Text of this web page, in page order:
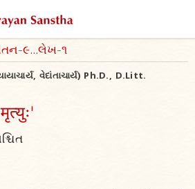
૯...લેખ-૧
વેદાંતાચાર્ય) Ph.D., D.Litt.